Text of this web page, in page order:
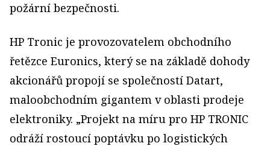
požární bezpečnosti.
HP Tronic je provozovatelem obchodního
řetězce Euronics, který se na základě dohody
akcionářů propojí se společností Datart,
maloobchodním gigantem v oblasti prodeje
elektroniky. „Projekt na míru pro HP TRONIC
odráží rostoucí poptávku po logistických